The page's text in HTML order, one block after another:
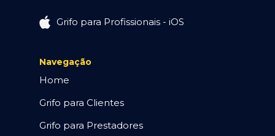
Grifo para Profissionais - iOS
Navegação
Home
Grifo para Clientes
Grifo para Prestadores